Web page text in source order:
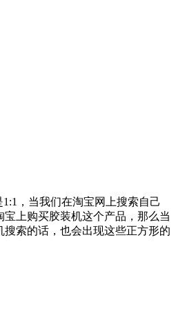
，当我们在淘宝网上搜索自己
上购买胶装机这个产品，那么当
索的话，也会出现这些正方形的